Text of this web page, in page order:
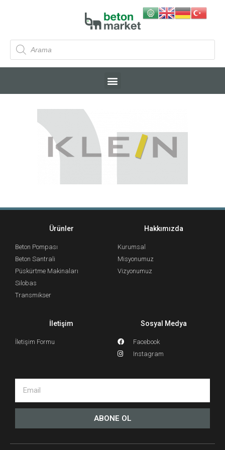
Ürünler
Beton Pompası
Beton Santrali
Püskürtme Makinaları
Silobas
Transmikser
Hakkımızda
Kurumsal
Misyonumuz
Vizyonumuz
İletişim
İletişim Formu
Sosyal Medya
Facebook
Instagram
ABONE OL